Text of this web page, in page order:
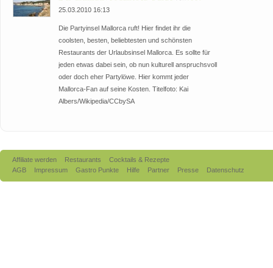
25.03.2010 16:13
Die Partyinsel Mallorca ruft! Hier findet ihr die
coolsten, besten, beliebtesten und schönsten
Restaurants der Urlaubsinsel Mallorca. Es sollte für
jeden etwas dabei sein, ob nun kulturell anspruchsvoll
oder doch eher Partylöwe. Hier kommt jeder
Mallorca-Fan auf seine Kosten. Titelfoto: Kai
Albers/Wikipedia/CCbySA
Affiliate werden Restaurants
Cocktails & Rezepte
AGB
Impressum Gastro Punkte Hilfe Partner Presse Datenschutz